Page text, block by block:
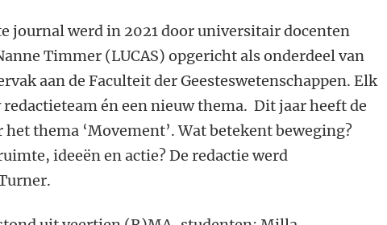
journal werd in 2021 door universitair docenten
Timmer (LUCAS) opgericht als onderdeel van
aan de Faculteit der Geesteswetenschappen. Elk
én een nieuw thema. Dit jaar heeft de
thema ‘Movement’. Wat betekent beweging?
ideeën en actie? De redactie werd